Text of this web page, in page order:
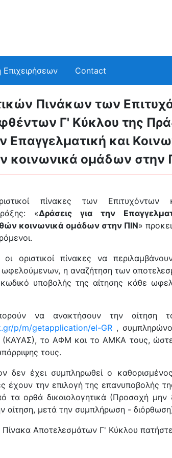
Contact
Πινάκων των
Γ' Κύκλου της
Επαγγελματική και
κοινωνικά ομάδων στην
πίνακες των
«Δράσεις για την
κοινωνικά ομάδων στην ΠΙΝ»
οριστικοί πίνακες να
ωφελούμενων, η αναζήτηση των
υποβολής της αίτησης κάθε
να ανακτήσουν την αίτηση
p/m/getapplication/el-GR,
(ΚΑΥΑΣ), το ΑΦΜ και το ΑΜΚΑ τους,
τους.
δεν έχει συμπληρωθεί ο
έχουν την επιλογή της επανυποβολής
τα ορθά δικαιολογητικά (Προσοχή μην
αίτηση, μετά την συμπλήρωση -
Πίνακα Αποτελεσμάτων Γ' Κύκλου πατήστε